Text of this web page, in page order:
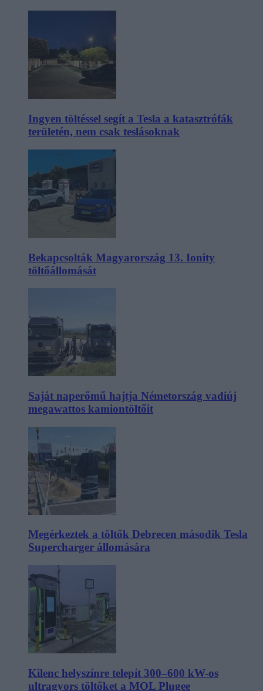
Ingyen töltéssel segít a Tesla a katasztrófák
területén, nem csak teslásoknak
Bekapcsolták Magyarország 13. Ionity
töltőállomását
Saját naperőmű hajtja Németország vadiúj
megawattos kamiontöltőit
Megérkeztek a töltők Debrecen második Tesla
Supercharger állomására
Kilenc helyszínre telepít 300–600 kW-os
ultragyors töltőket a MOL Plugee